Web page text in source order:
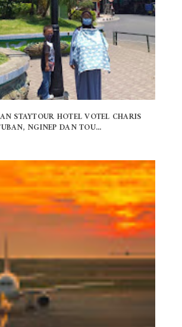
STAYTOUR HOTEL VOTEL CHARIS
NGINEP DAN TOU...